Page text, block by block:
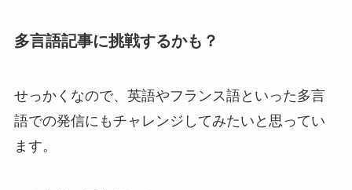
多言語記事に挑戦するかも？
せっかくなので、英語やフランス語といった多言
語での発信にもチャレンジしてみたいと思ってい
ます。